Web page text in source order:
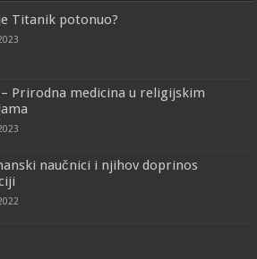
Titanik potonuo?
– Prirodna medicina u religijskim
naučnici i njihov doprinos